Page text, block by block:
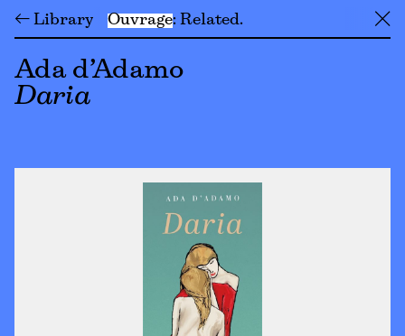
← Library Ouvrage Related ╳
Ada d’Adamo
Daria